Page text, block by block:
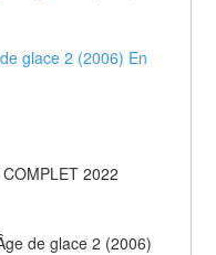
glace 2 (2006) En
2022
de glace 2 (2006)